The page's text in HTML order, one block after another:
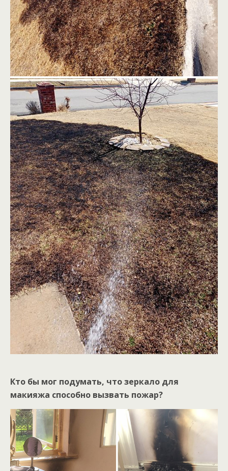
Кто бы мог подумать, что зеркало для
макияжа способно вызвать пожар?